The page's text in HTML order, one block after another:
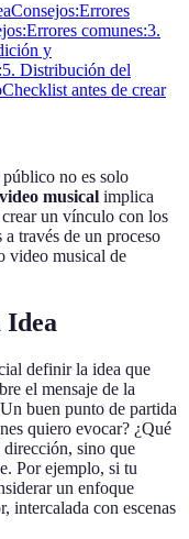
Consejos:Errores
Errores comunes:3.
y
5. Distribución del
Checklist antes de crear
no es solo
musical implica
un vínculo con los
través de un proceso
video musical de
Idea
definir la idea que
el mensaje de la
buen punto de partida
quiero evocar? ¿Qué
sino que
Por ejemplo, si tu
un enfoque
intercalada con escenas